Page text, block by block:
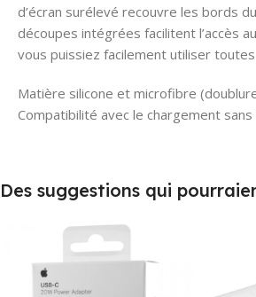
d’écran surélevé recouvre les bords
découpes intégrées facilitent l’accès
vous puissiez facilement utiliser
Matière silicone et microfibre
Compatibilité avec le chargement sans
Des suggestions qui